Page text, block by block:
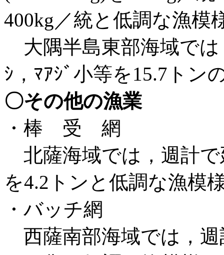
400kg／統と低調な漁模
大隅半島東部海域で
ｼ，ﾏｱｼﾞ小等を15.7トン
〇その他の漁業
・棒 受 網
北薩海域では，週計で
を4.2トンと低調な漁模
・バッチ網
西薩南部海域では，週